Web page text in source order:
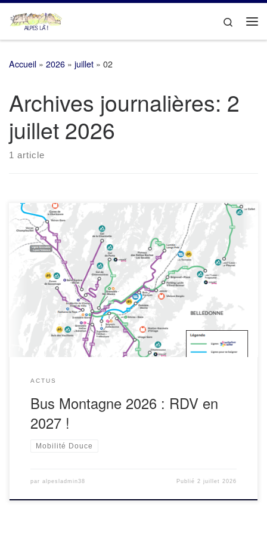
Passer au contenu
Search
Accueil » 2026 » juillet » 02
Archives journalières: 2
juillet 2026
1 article
Nous avons reçu de nombreux messages qui se
demandaient où étaient passés les Bus Montagne…
L’opération Bus Montagne proposé chaque année par
l’association Alpes Là, depuis la ville de Grenoble […]
ACTUS
Bus Montagne 2026 : RDV en
2027 !
Mobilité Douce
par alpesladmin38 Publié 2 juillet 2026